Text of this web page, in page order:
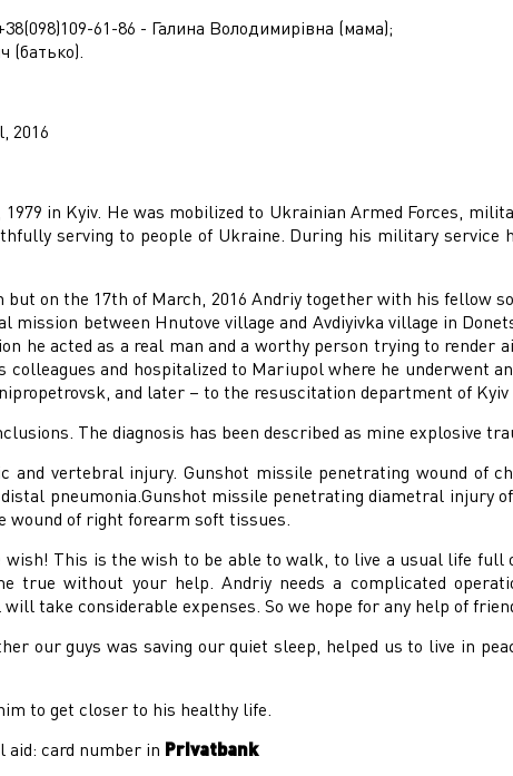
61-86 - Галина Володимирівна (мама);
(батько).
2016
in Kyiv. He was mobilized to Ukrainian Armed Forces,
serving to people of Ukraine. During his military service
but on the 17th of March, 2016 Andriy together with his fellow
mission between Hnutove village and Avdiyivka village in
he acted as a real man and a worthy person trying to render
colleagues and hospitalized to Mariupol where he underwent
and later – to the resuscitation department of
The diagnosis has been described as mine explosive
and vertebral injury. Gunshot missile penetrating wound of
pneumonia.Gunshot missile penetrating diametral injury
wound of right forearm soft tissues.
wish! This is the wish to be able to walk, to live a usual life
true without your help. Andriy needs a complicated
take considerable expenses. So we hope for any help of
our guys was saving our quiet sleep, helped us to live in
to get closer to his healthy life.
card number in Privatbank